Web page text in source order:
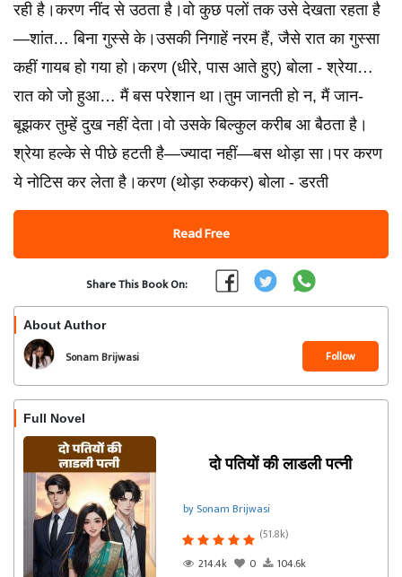
रही है।करण नींद से उठता है।वो कुछ पलों तक उसे देखता रहता है
—शांत… बिना गुस्से के।उसकी निगाहें नरम हैं, जैसे रात का गुस्सा
कहीं गायब हो गया हो।करण (धीरे, पास आते हुए) बोला - श्रेया…
रात को जो हुआ… मैं बस परेशान था।तुम जानती हो न, मैं जान-
बूझकर तुम्हें दुख नहीं देता।वो उसके बिल्कुल करीब आ बैठता है।
श्रेया हल्के से पीछे हटती है—ज्यादा नहीं—बस थोड़ा सा।पर करण
ये नोटिस कर लेता है।करण (थोड़ा रुककर) बोला - डरती
Read Free
Share This Book On:
About Author
Sonam Brijwasi Follow
Full Novel
दो पतियों की लाडली पत्नी
by Sonam Brijwasi
(51.8k)
214.4k
0 104.6k